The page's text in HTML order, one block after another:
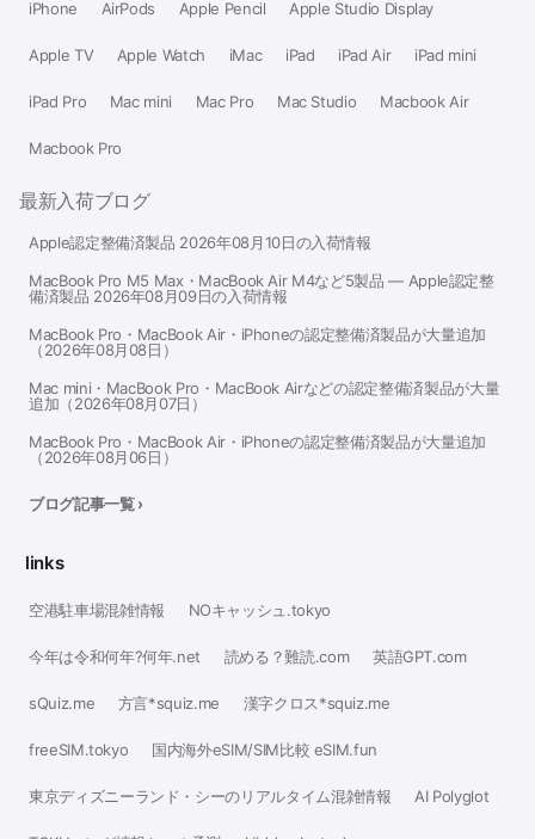
iPhone AirPods Apple Pencil Apple Studio Display
Apple TV Apple Watch iMac iPad iPad Air iPad mini
iPad Pro Mac mini Mac Pro Mac Studio Macbook Air
Macbook Pro
最新入荷ブログ
Apple認定整備済製品 2026年08月10日の入荷情報
MacBook Pro M5 Max・MacBook Air M4など5製品 — Apple認定整
備済製品 2026年08月09日の入荷情報
MacBook Pro・MacBook Air・iPhoneの認定整備済製品が大量追加
（2026年08月08日）
Mac mini・MacBook Pro・MacBook Airなどの認定整備済製品が大量
追加（2026年08月07日）
MacBook Pro・MacBook Air・iPhoneの認定整備済製品が大量追加
（2026年08月06日）
ブログ記事一覧 ›
links
空港駐車場混雑情報 NOキャッシュ.tokyo
今年は令和何年?何年.net 読める？難読.com 英語GPT.com
sQuiz.me 方言*squiz.me 漢字クロス*squiz.me
freeSIM.tokyo 国内海外eSIM/SIM比較 eSIM.fun
東京ディズニーランド・シーのリアルタイム混雑情報 AI Polyglot